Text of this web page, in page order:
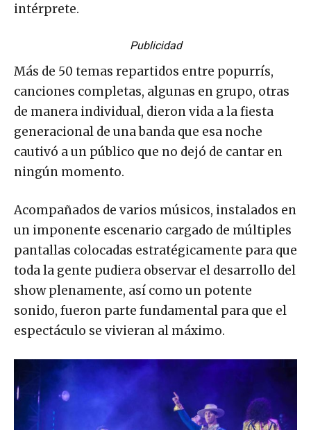
intérprete.
Publicidad
Más de 50 temas repartidos entre popurrís,
canciones completas, algunas en grupo, otras
de manera individual, dieron vida a la fiesta
generacional de una banda que esa noche
cautivó a un público que no dejó de cantar en
ningún momento.
Acompañados de varios músicos, instalados en
un imponente escenario cargado de múltiples
pantallas colocadas estratégicamente para que
toda la gente pudiera observar el desarrollo del
show plenamente, así como un potente
sonido, fueron parte fundamental para que el
espectáculo se vivieran al máximo.